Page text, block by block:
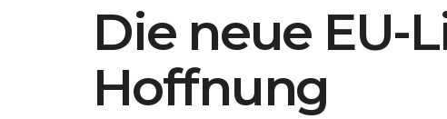
Die neue EU-
Hoffnung